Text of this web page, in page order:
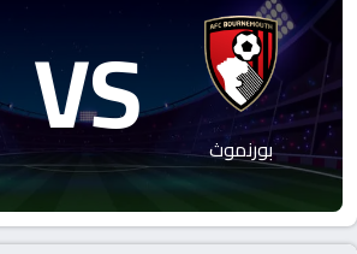
بورنموث VS